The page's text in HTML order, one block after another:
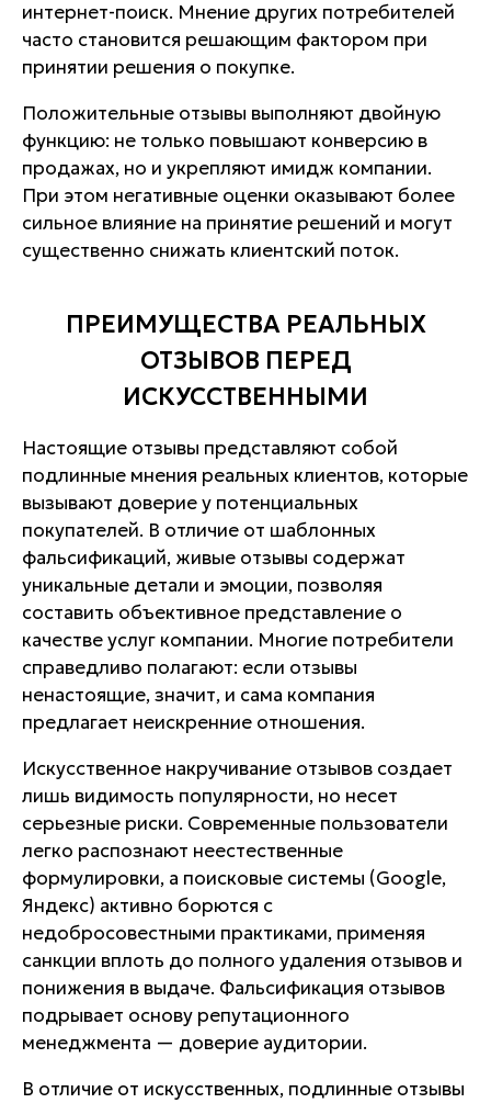
интернет-поиск. Мнение других потребителей
часто становится решающим фактором при
принятии решения о покупке.
Положительные отзывы выполняют двойную
функцию: не только повышают конверсию в
продажах, но и укрепляют имидж компании.
При этом негативные оценки оказывают более
сильное влияние на принятие решений и могут
существенно снижать клиентский поток.
ПРЕИМУЩЕСТВА РЕАЛЬНЫХ
ОТЗЫВОВ ПЕРЕД
ИСКУССТВЕННЫМИ
Настоящие отзывы представляют собой
подлинные мнения реальных клиентов, которые
вызывают доверие у потенциальных
покупателей. В отличие от шаблонных
фальсификаций, живые отзывы содержат
уникальные детали и эмоции, позволяя
составить объективное представление о
качестве услуг компании. Многие потребители
справедливо полагают: если отзывы
ненастоящие, значит, и сама компания
предлагает неискренние отношения.
Искусственное накручивание отзывов создает
лишь видимость популярности, но несет
серьезные риски. Современные пользователи
легко распознают неестественные
формулировки, а поисковые системы (Google,
Яндекс) активно борются с
недобросовестными практиками, применяя
санкции вплоть до полного удаления отзывов и
понижения в выдаче. Фальсификация отзывов
подрывает основу репутационного
менеджмента — доверие аудитории.
В отличие от искусственных, подлинные отзывы